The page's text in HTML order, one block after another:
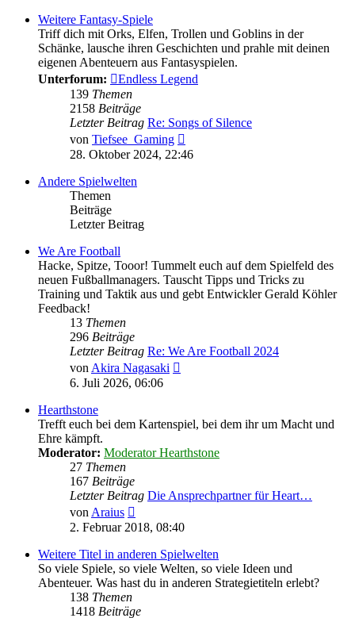
Weitere Fantasy-Spiele
Triff dich mit Orks, Elfen, Trollen und Goblins in der
Schänke, lausche ihren Geschichten und prahle mit deinen
eigenen Abenteuern aus Fantasyspielen.
Unterforum:
Endless Legend
139 Themen
2158 Beiträge
Letzter Beitrag Re: Songs of Silence
von Tiefsee_Gaming
Beitrag
28. Oktober 2024, 22:46
Andere Spielwelten
Themen
Beiträge
Letzter Beitrag
We Are Football
Hacke, Spitze, Tooor! Tummelt euch auf dem Spielfeld des
neuen Fußballmanagers. Tauscht Tipps und Tricks zu
Training und Taktik aus und gebt Entwickler Gerald Köhler
Feedback!
13 Themen
296 Beiträge
Letzter Beitrag Re: We Are Football 2024
von Akira Nagasaki
6. Juli 2026, 06:06
Hearthstone
Trefft euch bei dem Kartenspiel, bei dem ihr um Macht und
Ehre kämpft.
Moderator: Moderator Hearthstone
27 Themen
167 Beiträge
Letzter Beitrag Die Ansprechpartner für Heart…
von Araius
Beitrag
2. Februar 2018, 08:40
Weitere Titel in anderen Spielwelten
So viele Spiele, so viele Welten, so viele Ideen und
Abenteuer. Was hast du in anderen Strategietiteln erlebt?
138 Themen
1418 Beiträge